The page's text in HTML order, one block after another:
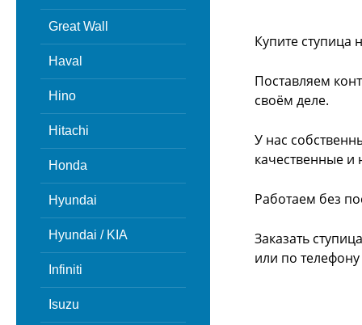
Great Wall
Haval
Hino
Hitachi
Honda
Hyundai
Hyundai / KIA
Infiniti
Isuzu
Купите ступица
Поставляем
своём деле.
У нас
качественные и
Работаем без
Заказать
или по